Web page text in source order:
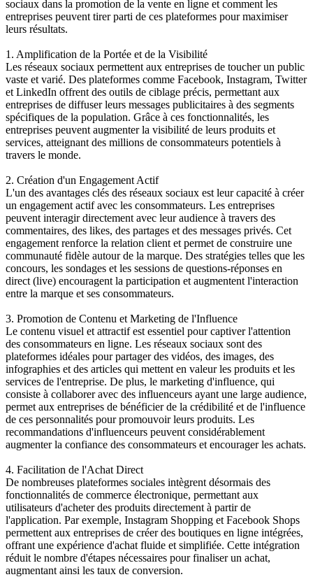
sociaux dans la promotion de la vente en ligne et comment les
entreprises peuvent tirer parti de ces plateformes pour maximiser
leurs résultats.
1. Amplification de la Portée et de la Visibilité
Les réseaux sociaux permettent aux entreprises de toucher un public
vaste et varié. Des plateformes comme Facebook, Instagram, Twitter
et LinkedIn offrent des outils de ciblage précis, permettant aux
entreprises de diffuser leurs messages publicitaires à des segments
spécifiques de la population. Grâce à ces fonctionnalités, les
entreprises peuvent augmenter la visibilité de leurs produits et
services, atteignant des millions de consommateurs potentiels à
travers le monde.
2. Création d'un Engagement Actif
L'un des avantages clés des réseaux sociaux est leur capacité à créer
un engagement actif avec les consommateurs. Les entreprises
peuvent interagir directement avec leur audience à travers des
commentaires, des likes, des partages et des messages privés. Cet
engagement renforce la relation client et permet de construire une
communauté fidèle autour de la marque. Des stratégies telles que les
concours, les sondages et les sessions de questions-réponses en
direct (live) encouragent la participation et augmentent l'interaction
entre la marque et ses consommateurs.
3. Promotion de Contenu et Marketing de l'Influence
Le contenu visuel et attractif est essentiel pour captiver l'attention
des consommateurs en ligne. Les réseaux sociaux sont des
plateformes idéales pour partager des vidéos, des images, des
infographies et des articles qui mettent en valeur les produits et les
services de l'entreprise. De plus, le marketing d'influence, qui
consiste à collaborer avec des influenceurs ayant une large audience,
permet aux entreprises de bénéficier de la crédibilité et de l'influence
de ces personnalités pour promouvoir leurs produits. Les
recommandations d'influenceurs peuvent considérablement
augmenter la confiance des consommateurs et encourager les achats.
4. Facilitation de l'Achat Direct
De nombreuses plateformes sociales intègrent désormais des
fonctionnalités de commerce électronique, permettant aux
utilisateurs d'acheter des produits directement à partir de
l'application. Par exemple, Instagram Shopping et Facebook Shops
permettent aux entreprises de créer des boutiques en ligne intégrées,
offrant une expérience d'achat fluide et simplifiée. Cette intégration
réduit le nombre d'étapes nécessaires pour finaliser un achat,
augmentant ainsi les taux de conversion.